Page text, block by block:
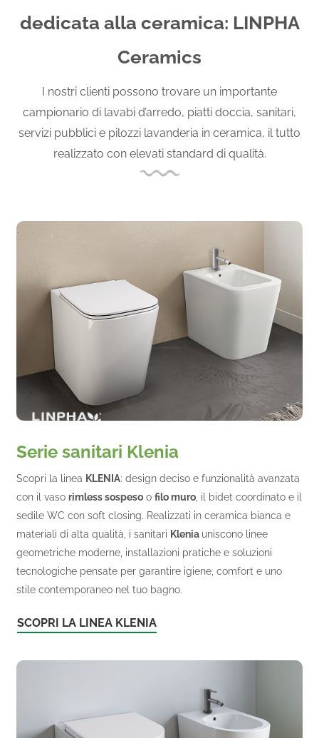
dedicata alla ceramica: LINPHA
Ceramics
I nostri clienti possono trovare un importante
campionario di lavabi d’arredo, piatti doccia, sanitari,
servizi pubblici e pilozzi lavanderia in ceramica, il tutto
realizzato con elevati standard di qualità.
Serie sanitari Klenia
Scopri la linea KLENIA: design deciso e funzionalità avanzata
con il vaso rimless sospeso o filo muro , il bidet coordinato e il
sedile WC con soft closing. Realizzati in ceramica bianca e
materiali di alta qualità, i sanitari Klenia uniscono linee
geometriche moderne, installazioni pratiche e soluzioni
tecnologiche pensate per garantire igiene, comfort e uno
stile contemporaneo nel tuo bagno.
SCOPRI LA LINEA KLENIA